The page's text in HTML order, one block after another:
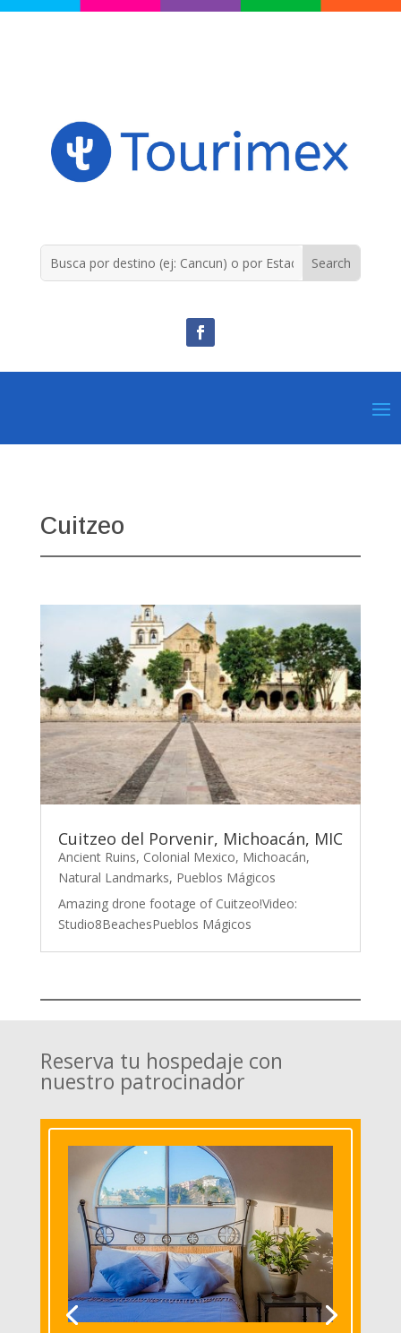
Cuitzeo
Cuitzeo del Porvenir, Michoacán, MIC
Ancient Ruins, Colonial Mexico, Michoacán,
Natural Landmarks, Pueblos Mágicos
Amazing drone footage of Cuitzeo!Video:
Studio8BeachesPueblos Mágicos
Reserva tu hospedaje con
nuestro patrocinador